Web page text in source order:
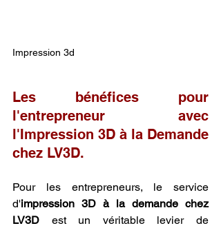
Impression 3d
Les bénéfices pour
l'entrepreneur avec
l'Impression 3D à la Demande
chez LV3D.
Pour les entrepreneurs, le service
d'impression 3D à la demande chez
LV3D est un véritable levier de